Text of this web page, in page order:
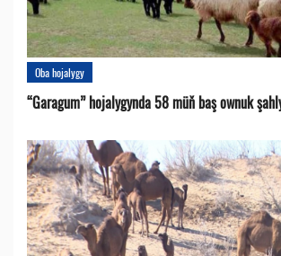
Oba hojalygy
“Garagum” hojalygynda 58 müň baş ownuk